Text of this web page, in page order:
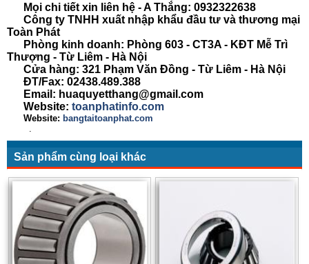
Mọi chi tiết xin liên hệ - A Thắng: 0932322638
Công ty TNHH xuất nhập khẩu đầu tư và thương mại
Toàn Phát
Phòng kinh doanh: Phòng 603 - CT3A - KĐT Mễ Trì
Thượng - Từ Liêm - Hà Nội
Cửa hàng: 321 Phạm Văn Đồng - Từ Liêm - Hà Nội
ĐT/Fax: 02438.489.388
Email: huaquyetthang@gmail.com
Website: toanphatinfo.com
Website: bangtaitoanphat.com
.
Sản phẩm cùng loại khác